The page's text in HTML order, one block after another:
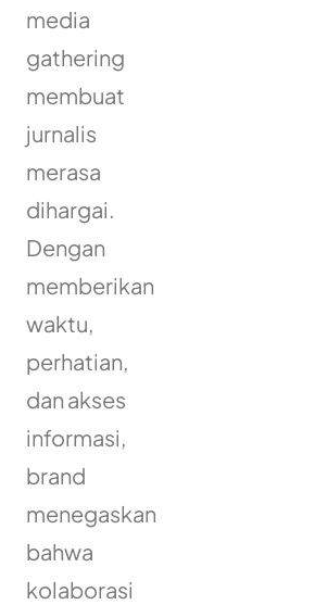
media
gathering
membuat
jurnalis
merasa
dihargai.
Dengan
memberikan
waktu,
perhatian,
dan akses
informasi,
brand
menegaskan
bahwa
kolaborasi